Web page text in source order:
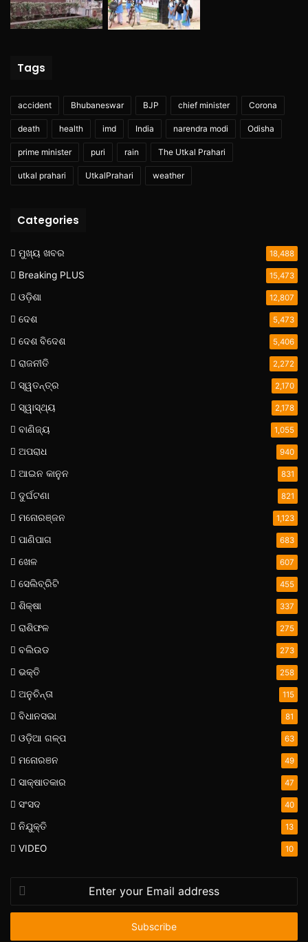
Tags
accident Bhubaneswar BJP chief minister Corona
death health imd India narendra modi Odisha
prime minister puri rain The Utkal Prahari
utkal prahari UtkalPrahari weather
Categories
ମୁଖ୍ୟ ଖବର 18,488
Breaking PLUS 15,473
ଓଡ଼ିଶା 12,807
ଦେଶ 5,473
ଦେଶ ବିଦେଶ 5,406
ରାଜନୀତି 2,272
ସ୍ୱତନ୍ତ୍ର 2,170
ସ୍ୱାସ୍ଥ୍ୟ 2,178
ବାଣିଜ୍ୟ 1,055
ଅପରାଧ 940
ଆଇନ କାନୁନ 831
ଦୁର୍ଘଟଣା 821
ମନୋରଞ୍ଜନ 1,123
ପାଣିପାଗ 683
ଖେଳ 607
ସେଲିବ୍ରିଟି 455
ଶିକ୍ଷା 337
ରାଶିଫଳ 275
ବଲିଉଡ 273
ଭକ୍ତି 258
ଅନୁଚିନ୍ତା 115
ବିଧାନସଭା 81
ଓଡ଼ିଆ ଗଳ୍ପ 63
ମନୋରଞନ 49
ସାକ୍ଷାତକାର 47
ସଂସଦ 40
ନିଯୁକ୍ତି 13
VIDEO 10
your
Email